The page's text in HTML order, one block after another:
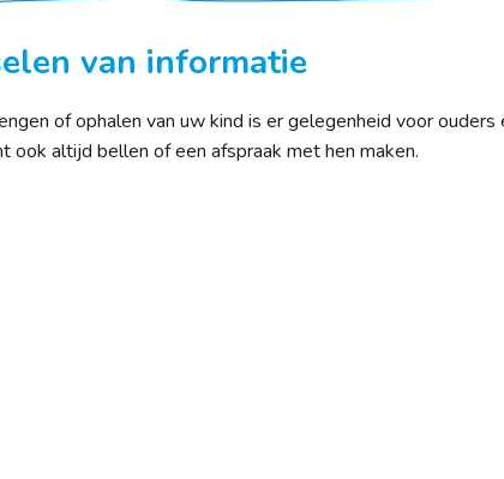
van informatie
of ophalen van uw kind is er gelegenheid voor
ook altijd bellen of een afspraak met hen maken.